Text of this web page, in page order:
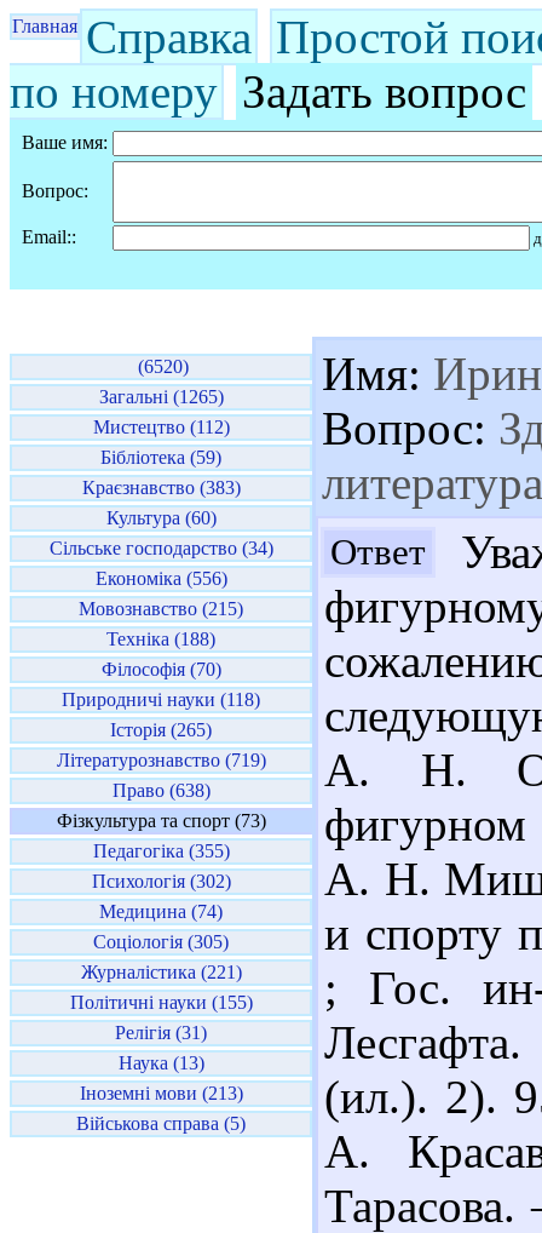
Главная Справка Простой
по номеру Задать вопрос
Ваше имя:
Вопрос:
Email::
(6520)
Загальні (1265)
Мистецтво (112)
Бібліотека (59)
Краєзнавство (383)
Культура (60)
Сільське господарство (34)
Економіка (556)
Мовознавство (215)
Техніка (188)
Філософія (70)
Природничі науки (118)
Історія (265)
Літературознавство (719)
Право (638)
Фізкультура та спорт (73)
Педагогіка (355)
Психологія (302)
Медицина (74)
Соціологія (305)
Журналістика (221)
Політичні науки (155)
Релігія (31)
Наука (13)
Іноземні мови (213)
Військова справа (5)
Имя:
Вопрос:
Ответ
А. Н.
фигурном
А. Н.
и спорту
; Гос.
(ил.). 2).
А.